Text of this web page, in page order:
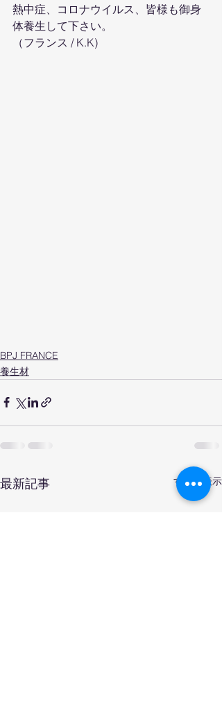
熱中症、コロナウイルス、皆様も御身
体養生して下さい。
（フランス / K.K)
BPJ FRANCE
養生材
最新記事 すべて表示